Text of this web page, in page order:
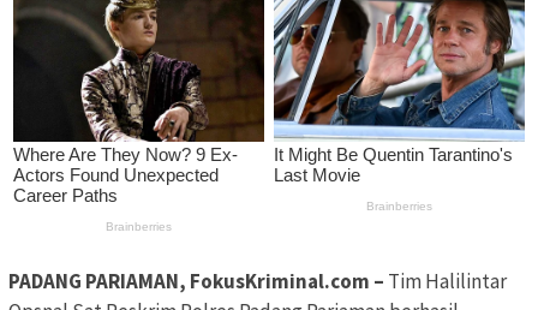
PADANG PARIAMAN, FokusKriminal.com – Tim Halilintar